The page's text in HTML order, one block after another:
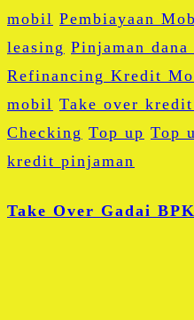
mobil Pembiayaan
leasing Pinjaman dana
Refinancing Kredit
mobil Take over
Checking Top up Top
kredit pinjaman
Take Over Gadai